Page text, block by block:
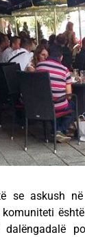
se askush
dalëngadalë